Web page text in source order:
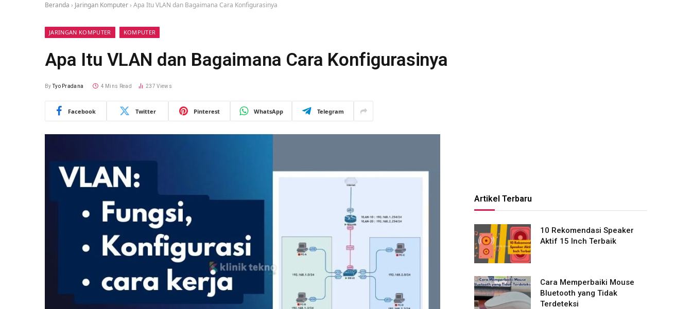
Beranda › Jaringan Komputer › Apa Itu VLAN dan Bagaimana Cara Konfigurasinya
JARINGAN KOMPUTER KOMPUTER
Apa Itu VLAN dan Bagaimana Cara Konfigurasinya
By Tyo Pradana 4 Mins Read 237Views
Facebook Twitter Pinterest WhatsApp Telegram
Artikel Terbaru
10 Rekomendasi Speaker
Aktif 15 Inch Terbaik
Cara Memperbaiki Mouse
Bluetooth yang Tidak
Terdeteksi